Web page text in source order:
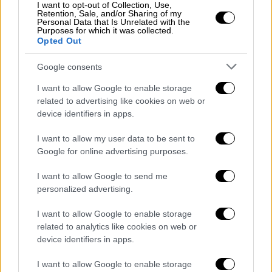
I want to opt-out of Collection, Use,
Retention, Sale, and/or Sharing of my
Personal Data that Is Unrelated with the
Purposes for which it was collected.
Opted Out
Google consents
I want to allow Google to enable storage
related to advertising like cookies on web or
device identifiers in apps.
I want to allow my user data to be sent to
Google for online advertising purposes.
I want to allow Google to send me
personalized advertising.
I want to allow Google to enable storage
related to analytics like cookies on web or
device identifiers in apps.
I want to allow Google to enable storage
ηλεκτρονικά σε κάποιοe-shop
επιθυμεί να αγοράσει τον εξοπλισμό ή να το
εκτυπώσει και να πραγματοποιήσει την
αγορά του από κάποιο φυσικόκατάστημα. Σε
περίπτωση που κάποιος επιθυμεί να
αγοράσει συσκευή μεγαλύτερης αξίας απ'
αυτήν του voucher, θα συμπληρώνει ο ίδιος
το υπόλοιπο ποσό.
Υπενθυμίζεται ότιδικαιούχοιτου
voucher
των 200 ευρώ θα είναι όλεςοι οικογένειες
ε ισοδύναμο οικογενειακό εισόδημαέως
6.000 ευρώ,δηλαδή όλες οι οικογένειες που
ΟΠΕΚΑτην πρώτη εισοδηματική
κατηγορία. Το ισοδύναμο οικογενειακό
οικογενειακό εισόδημα, τον αριθμό των